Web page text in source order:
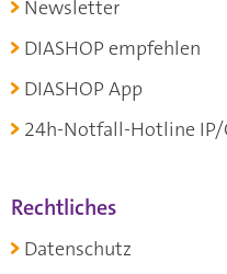
Newsletter
DIASHOP empfehlen
DIASHOP App
24h-Notfall-Hotline IP/
Rechtliches
Datenschutz